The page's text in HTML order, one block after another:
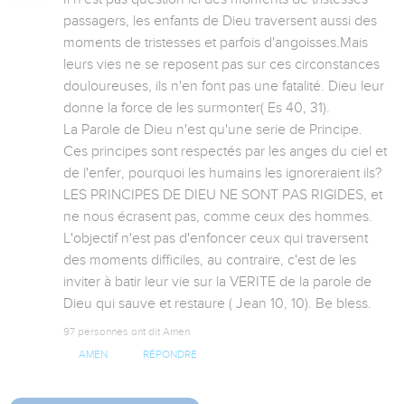
passagers, les enfants de Dieu traversent aussi des
moments de tristesses et parfois d'angoisses.Mais
leurs vies ne se reposent pas sur ces circonstances
douloureuses, ils n'en font pas une fatalité. Dieu leur
donne la force de les surmonter( Es 40, 31).
La Parole de Dieu n'est qu'une serie de Principe.
Ces principes sont respectés par les anges du ciel et
de l'enfer, pourquoi les humains les ignoreraient ils?
LES PRINCIPES DE DIEU NE SONT PAS RIGIDES, et
ne nous écrasent pas, comme ceux des hommes.
L'objectif n'est pas d'enfoncer ceux qui traversent
des moments difficiles, au contraire, c'est de les
inviter à batir leur vie sur la VERITE de la parole de
Dieu qui sauve et restaure ( Jean 10, 10). Be bless.
97 personnes ont dit Amen
AMEN RÉPONDRE